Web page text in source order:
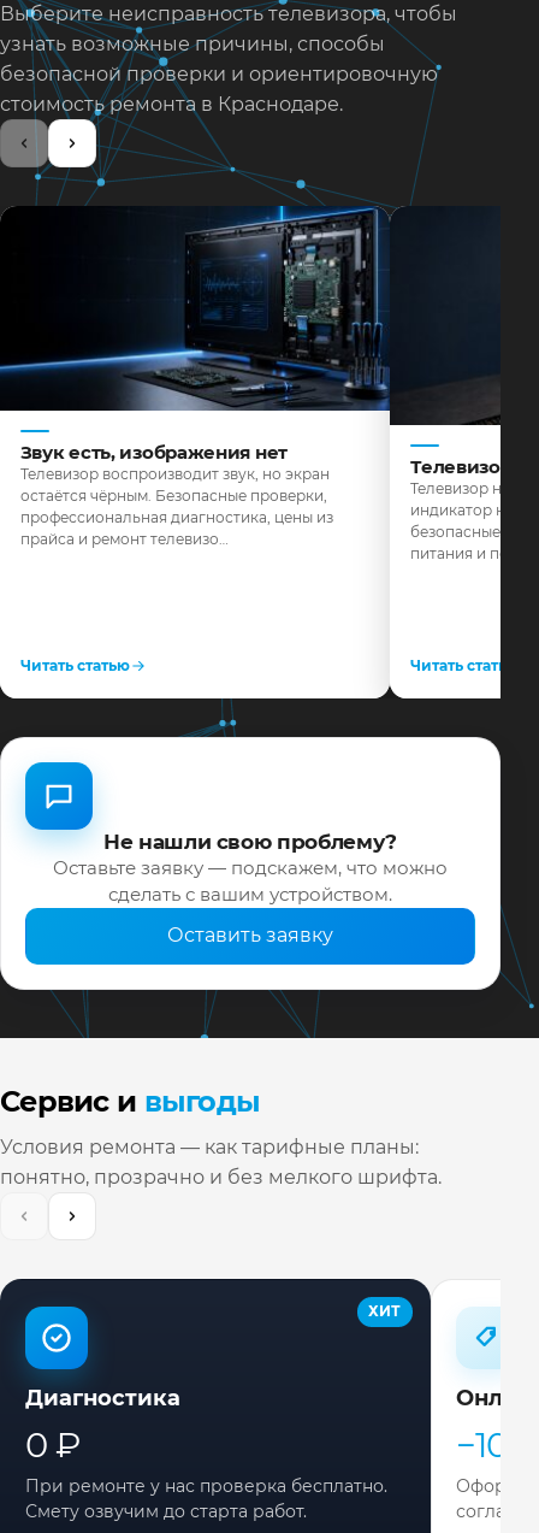
Выберите неисправность телевизора, чтобы
узнать возможные причины, способы
безопасной проверки и ориентировочную
стоимость ремонта в Краснодаре.
Звук есть, изображения нет
Телевизор воспроизводит звук, но экран
остаётся чёрным. Безопасные проверки,
профессиональная диагностика, цены из
прайса и ремонт телевизо…
Читать статью
Телевизор
Телевизор не
индикатор не
безопасные
питания и
Читать статью
Не нашли свою проблему?
Оставьте заявку — подскажем, что можно
сделать с вашим устройством.
Оставить заявку
Сервис и выгоды
Условия ремонта — как тарифные планы:
понятно, прозрачно и без мелкого шрифта.
ХИТ
Диагностика
0 ₽
При ремонте у нас проверка бесплатно.
Смету озвучим до старта работ.
−10%